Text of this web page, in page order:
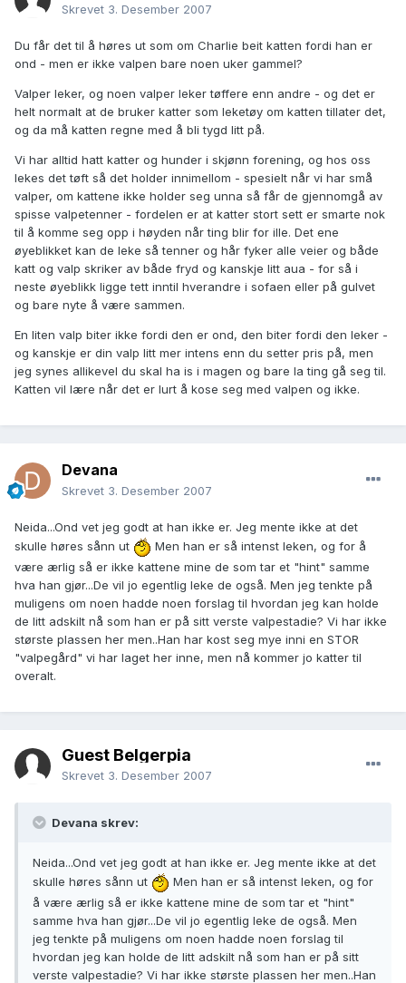
Skrevet 3. Desember 2007
Du får det til å høres ut som om Charlie beit katten fordi han er
ond - men er ikke valpen bare noen uker gammel?
Valper leker, og noen valper leker tøffere enn andre - og det er
helt normalt at de bruker katter som leketøy om katten tillater det,
og da må katten regne med å bli tygd litt på.
Vi har alltid hatt katter og hunder i skjønn forening, og hos oss
lekes det tøft så det holder innimellom - spesielt når vi har små
valper, om kattene ikke holder seg unna så får de gjennomgå av
spisse valpetenner - fordelen er at katter stort sett er smarte nok
til å komme seg opp i høyden når ting blir for ille. Det ene
øyeblikket kan de leke så tenner og hår fyker alle veier og både
katt og valp skriker av både fryd og kanskje litt aua - for så i
neste øyeblikk ligge tett inntil hverandre i sofaen eller på gulvet
og bare nyte å være sammen.
En liten valp biter ikke fordi den er ond, den biter fordi den leker -
og kanskje er din valp litt mer intens enn du setter pris på, men
jeg synes allikevel du skal ha is i magen og bare la ting gå seg til.
Katten vil lære når det er lurt å kose seg med valpen og ikke.
Devana
Skrevet 3. Desember 2007
Neida...Ond vet jeg godt at han ikke er. Jeg mente ikke at det
skulle høres sånn ut
Men han er så intenst leken, og for å
være ærlig så er ikke kattene mine de som tar et "hint" samme
hva han gjør...De vil jo egentlig leke de også. Men jeg tenkte på
muligens om noen hadde noen forslag til hvordan jeg kan holde
de litt adskilt nå som han er på sitt verste valpestadie? Vi har ikke
største plassen her men..Han har kost seg mye inni en STOR
"valpegård" vi har laget her inne, men nå kommer jo katter til
overalt.
Guest Belgerpia
Skrevet 3. Desember 2007
Devana skrev:
Neida...Ond vet jeg godt at han ikke er. Jeg mente ikke at det
skulle høres sånn ut
Men han er så intenst leken, og for
å være ærlig så er ikke kattene mine de som tar et "hint"
samme hva han gjør...De vil jo egentlig leke de også. Men
jeg tenkte på muligens om noen hadde noen forslag til
hvordan jeg kan holde de litt adskilt nå som han er på sitt
verste valpestadie? Vi har ikke største plassen her men..Han